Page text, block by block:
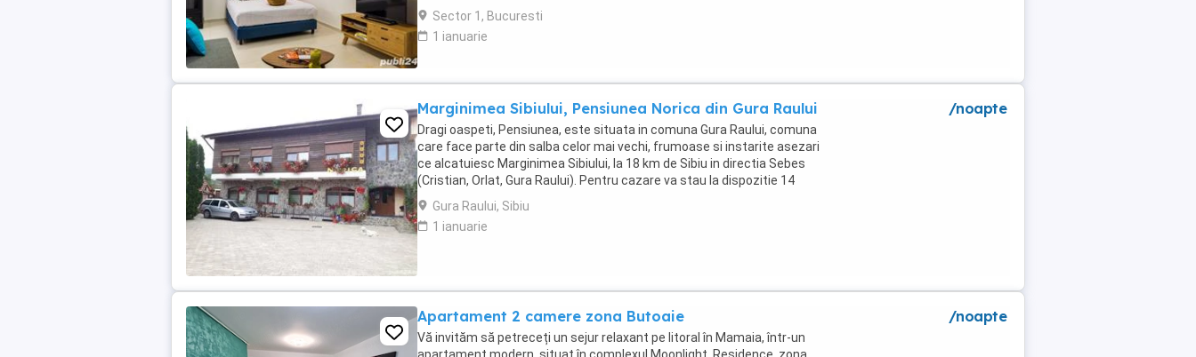
Sector 1, Bucuresti
1 ianuarie
Marginimea Sibiului, Pensiunea Norica din Gura Raului
Dragi oaspeti, Pensiunea, este situata in comuna Gura Raului, comuna
care face parte din salba celor mai vechi, frumoase si instarite asezari
ce alcatuiesc Marginimea Sibiului, la 18 km de Sibiu in directia Sebes
(Cristian, Orlat, Gura Raului). Pentru cazare va stau la dispozitie 14
locuri in 7 camere ...
Gura Raului, Sibiu
1 ianuarie
/noapte
Apartament 2 camere zona Butoaie
Vă invităm să petreceți un sejur relaxant pe litoral în Mamaia, într-un
/noapte